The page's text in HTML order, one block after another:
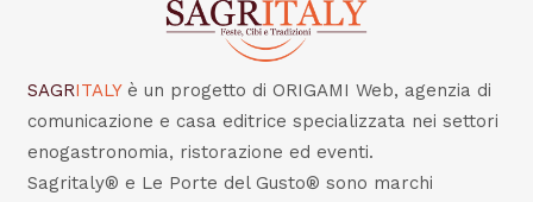
SAGRITALY è un progetto di ORIGAMI Web, agenzia di
comunicazione e casa editrice specializzata nei settori
enogastronomia, ristorazione ed eventi.
Sagritaly® e Le Porte del Gusto® sono marchi